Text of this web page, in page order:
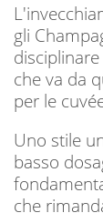
gli
che va da
per le
Uno stile
basso
che